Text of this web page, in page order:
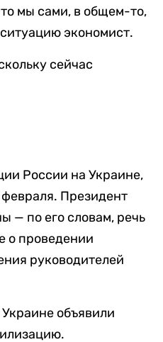
мы сами, в общем-то,
экономист.
сейчас
России на Украине,
Президент
— по его словам, речь
о проведении
руководителей
объявили